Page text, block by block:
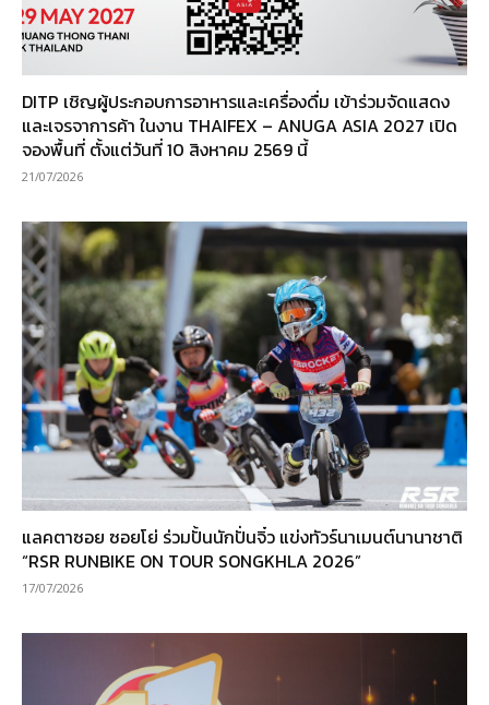
DITP เชิญผู้ประกอบการอาหารและเครื่องดื่ม เข้าร่วมจัดแสดง
และเจรจาการค้า ในงาน THAIFEX – ANUGA ASIA 2027 เปิด
จองพื้นที่ ตั้งแต่วันที่ 10 สิงหาคม 2569 นี้
21/07/2026
แลคตาซอย ซอยโย่ ร่วมปั้นนักปั่นจิ๋ว แข่งทัวร์นาเมนต์นานาชาติ
“RSR RUNBIKE ON TOUR SONGKHLA 2026”
17/07/2026